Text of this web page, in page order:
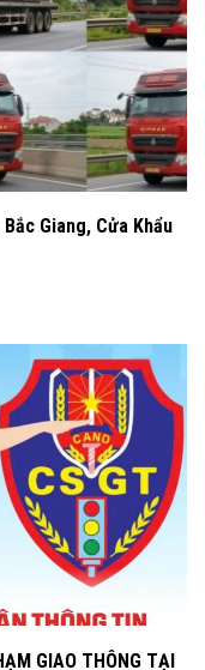
Giang, Cửa Khẩu
GIAO THÔNG TẠI